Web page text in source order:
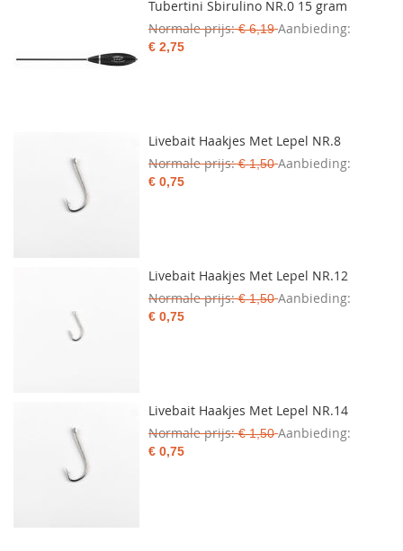
Tubertini Sbirulino NR.0 15 gram
Normale prijs € 6,19 Aanbieding
€ 2,75
Livebait Haakjes Met Lepel NR.8
Normale prijs € 1,50 Aanbieding
€ 0,75
Livebait Haakjes Met Lepel NR.12
Normale prijs € 1,50 Aanbieding
€ 0,75
Livebait Haakjes Met Lepel NR.14
Normale prijs € 1,50 Aanbieding
€ 0,75